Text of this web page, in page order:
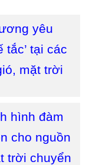
yêu
tắc’ tại các
mặt trời
hình đàm
cho nguồn
trời chuyển